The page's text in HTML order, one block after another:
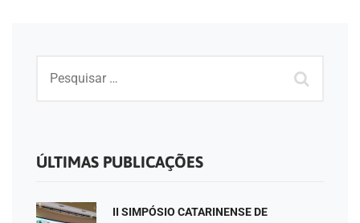
ÚLTIMAS PUBLICAÇÕES
II SIMPÓSIO CATARINENSE DE